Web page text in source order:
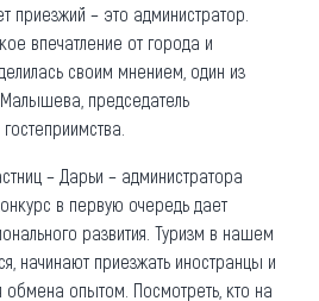
приезжий – это администратор.
впечатление от города и
своим мнением, один из
председатель
– Дарьи – администратора
в первую очередь дает
развития. Туризм в нашем
начинают приезжать иностранцы и
опытом. Посмотреть, кто на